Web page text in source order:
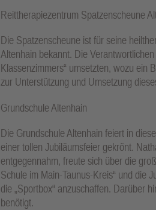
Reittherapiezentrum Spatzenscheune
Die Spatzenscheune ist für seine
Altenhain bekannt. Die
Klassenzimmers“ umsetzten, wozu ein
zur Unterstützung und Umsetzung
Grundschule Altenhain
Die Grundschule Altenhain feiert in
einer tollen Jubiläumsfeier gekrönt.
entgegennahm, freute sich über die
Schule im Main-Taunus-Kreis“ und die
die „Sportbox“ anzuschaffen. Darüber
benötigt.